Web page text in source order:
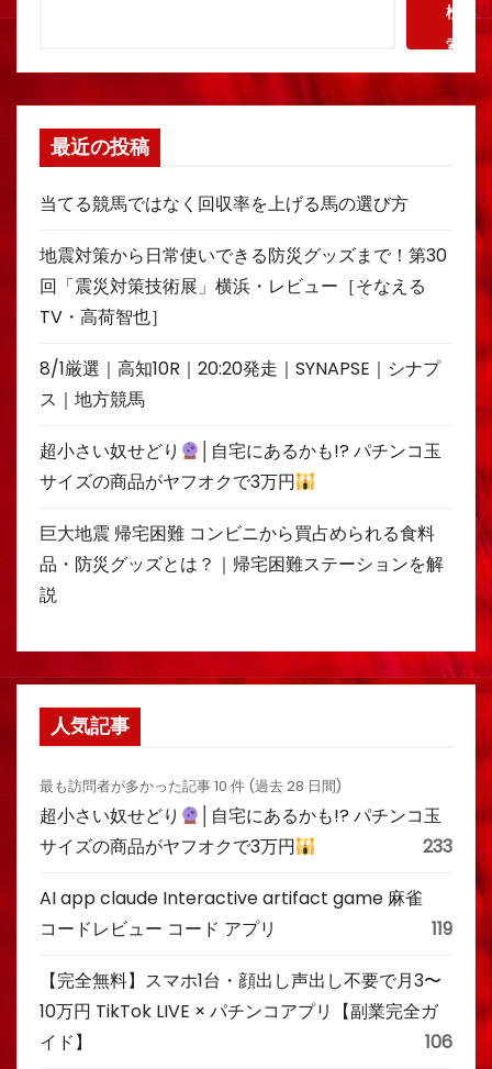
検
索
最近の投稿
当てる競馬ではなく回収率を上げる馬の選び方
地震対策から日常使いできる防災グッズまで！第30
回「震災対策技術展」横浜・レビュー［そなえる
TV・高荷智也］
8/1厳選｜高知10R｜20:20発走｜SYNAPSE｜シナプ
ス｜地方競馬
超小さい奴せどり
│自宅にあるかも!? パチンコ玉
サイズの商品がヤフオクで3万円
巨大地震 帰宅困難 コンビニから買占められる食料
品・防災グッズとは？｜帰宅困難ステーションを解
説
人気記事
最も訪問者が多かった記事 10 件 (過去 28 日間)
超小さい奴せどり
│自宅にあるかも!? パチンコ玉
サイズの商品がヤフオクで3万円
233
AI app claude Interactive artifact game 麻雀
コードレビュー コード アプリ
119
【完全無料】スマホ1台・顔出し声出し不要で月3〜
10万円 TikTok LIVE × パチンコアプリ【副業完全ガ
イド】
106